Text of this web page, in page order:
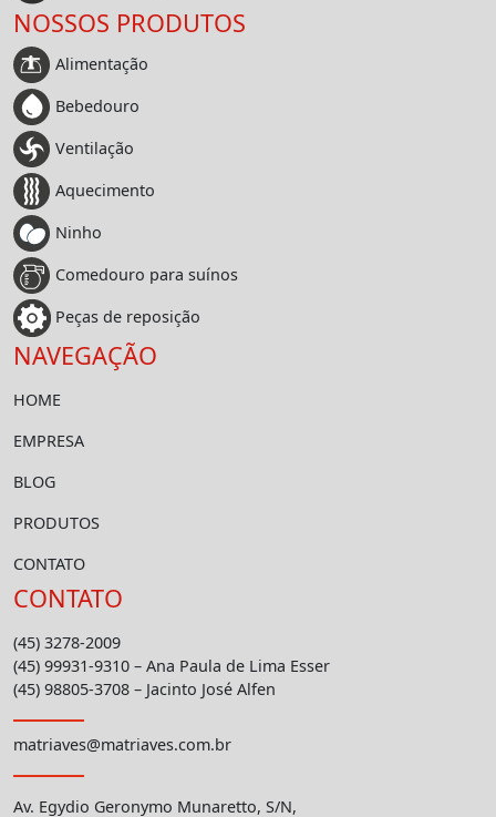
NOSSOS PRODUTOS
Alimentação
Bebedouro
Ventilação
Aquecimento
Ninho
Comedouro para suínos
Peças de reposição
NAVEGAÇÃO
HOME
EMPRESA
BLOG
PRODUTOS
CONTATO
CONTATO
(45) 3278-2009
(45) 99931-9310 – Ana Paula de Lima Esser
(45) 98805-3708 – Jacinto José Alfen
matriaves@matriaves.com.br
Av. Egydio Geronymo Munaretto, S/N,